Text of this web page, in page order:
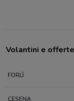
Volantini e
FORLÌ
CESENA